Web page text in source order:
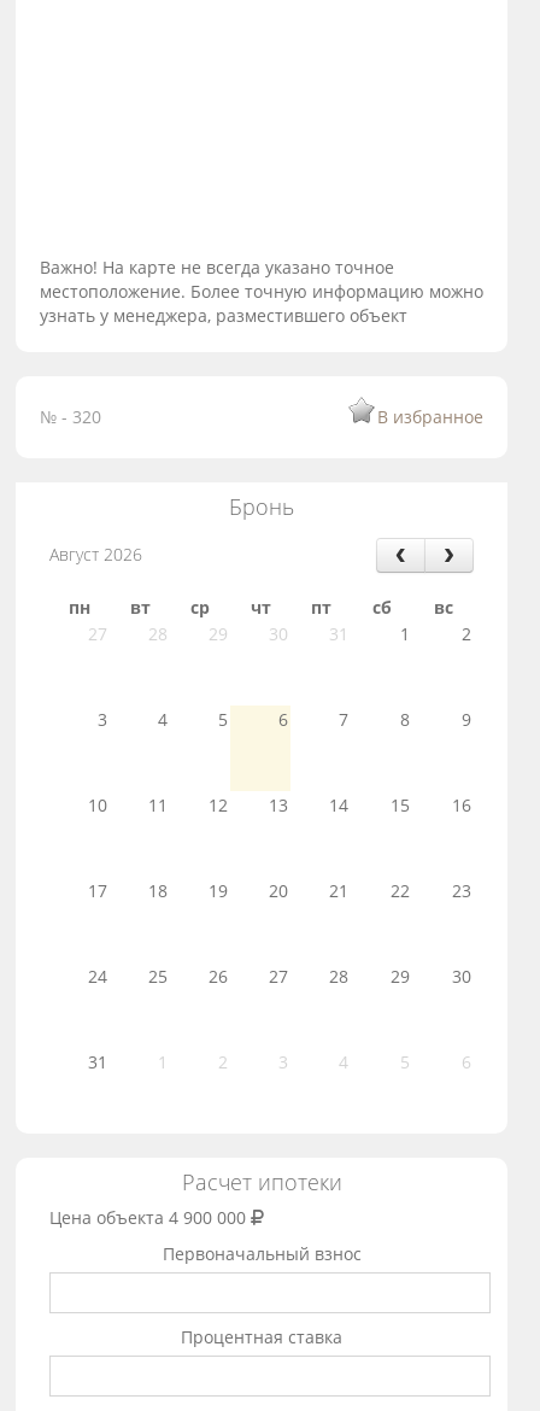
Важно! На карте не всегда указано точное
местоположение. Более точную информацию можно
узнать у менеджера, разместившего объект
№ - 320 В избранное
Бронь
Август 2026
пн вт ср чт пт сб
вс
27
28 29 30 31 1 2
3 4 5 6 7 8 9
10 11 12 13 14 15 16
17 18 19 20 21 22 23
24 25 26 27 28 29 30
31 1 2 3 4 5 6
Расчет ипотеки
Цена объекта 4 900 000
Первоначальный взнос
Процентная ставка